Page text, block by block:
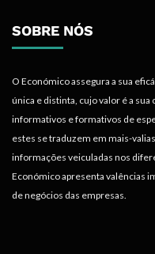
SOBRE NÓS
O Económico assegura a sua
única e distinta, cujo valor é a
informativos e formativos de
estes se traduzem em mais-
informações veiculadas nos
Económico apresenta valências
de negócios das empresas.